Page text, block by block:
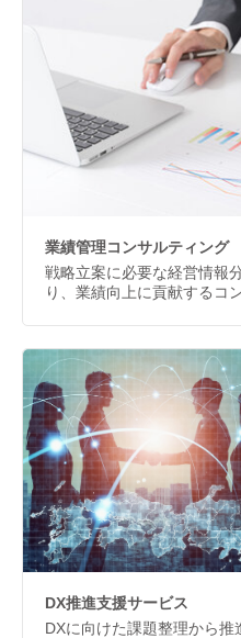
業績管理コンサルティング
戦略立案に必要な経営情報
り、業績向上に貢献するコ
DX推進支援サービス
DXに向けた課題整理から